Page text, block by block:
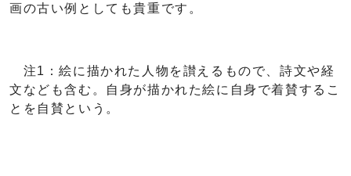
画の古い例としても貴重です。
注1：絵に描かれた人物を讃えるもので、詩文や経
文なども含む。自身が描かれた絵に自身で着賛するこ
とを自賛という。